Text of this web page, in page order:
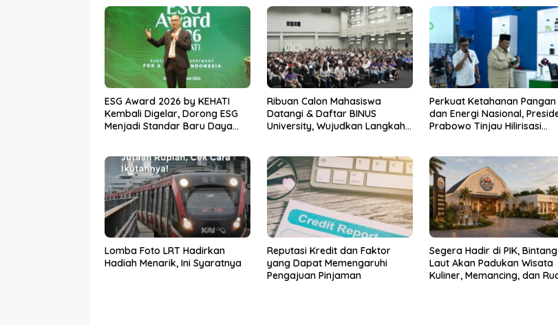
ESG Award 2026 by KEHATI
Kembali Digelar, Dorong ESG
Menjadi Standar Baru Daya
Ribuan Calon Mahasiswa
Datangi & Daftar BINUS
University, Wujudkan Langkah
Perkuat Ketahanan Pangan
dan Energi Nasional,
Prabowo Tinjau Hilirisasi
Nusantara
Lomba Foto LRT Hadirkan
Hadiah Menarik, Ini Syaratnya
Reputasi Kredit dan Faktor
yang Dapat Memengaruhi
Pengajuan Pinjaman
Segera Hadir di PIK, Bintang
Laut Akan Padukan Wisata
Kuliner, Memancing, dan